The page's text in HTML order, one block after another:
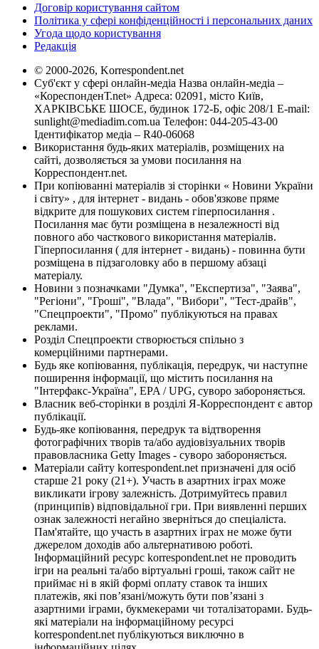
Договір користування сайтом
Політика у сфері конфіденційності і персональних даних
Угода щодо користування
Редакція
© 2000-2026, Korrespondent.net
Суб'єкт у сфері онлайн-медіа Назва онлайн-медіа –
«КореспонденТ.net» Адреса: 02091, місто Київ,
ХАРКІВСЬКЕ ШОСЕ, будинок 172-Б, офіс 208/1 E-mail:
sunlight@mediadim.com.ua Телефон: 044-205-43-00
Ідентифікатор медіа – R40-06068
Використання будь-яких матеріалів, розміщених на
сайті, дозволяється за умови посилання на
Корреспондент.net.
При копіюванні матеріалів зі сторінки « Новини України
і світу» , для інтернет - видань - обов'язкове пряме
відкрите для пошукових систем гіперпосилання .
Посилання має бути розміщена в незалежності від
повного або часткового використання матеріалів.
Гіперпосилання ( для інтернет - видань) - повинна бути
розміщена в підзаголовку або в першому абзаці
матеріалу.
Новини з позначками "Думка", "Експертиза", "Заява",
"Регіони", "Гроші", "Влада", "Вибори", "Тест-драйв",
"Спецпроекти", "Промо" публікуються на правах
реклами.
Розділ Спецпроекти створюється спільно з
комерційними партнерами.
Будь яке копіювання, публікація, передрук, чи наступне
поширення інформації, що містить посилання на
"Інтерфакс-Україна", EPA / UPG, суворо забороняється.
Власник веб-сторінки в розділі Я-Корреспондент є автор
публікації.
Будь-яке копіювання, передрук та відтворення
фотографічних творів та/або аудіовізуальних творів
правовласника Getty Images - суворо забороняється.
Матеріали сайту korrespondent.net призначені для осіб
старше 21 року (21+). Участь в азартних іграх може
викликати ігрову залежність. Дотримуйтесь правил
(принципів) відповідальної гри. При виявленні перших
ознак залежності негайно зверніться до спеціаліста.
Пам'ятайте, що участь в азартних іграх не може бути
джерелом доходів або альтернативою роботі.
Інформаційний ресурс korrespondent.net не проводить
ігри на реальні та/або віртуальні гроші, також сайт не
приймає ні в якій формі оплату ставок та інших
платежів, які пов’язані/можуть бути пов’язані з
азартними іграми, букмекерами чи тоталізаторами. Будь-
які матеріали на інформаційному ресурсі
korrespondent.net публікуються виключно в